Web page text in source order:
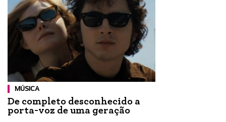
MÚSICA
De completo desconhecido a
porta-voz de uma geração